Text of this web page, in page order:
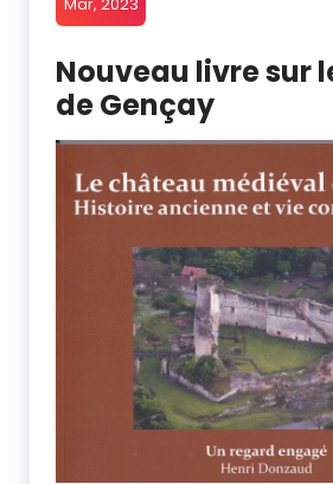
Nouveau livre sur
de Gençay